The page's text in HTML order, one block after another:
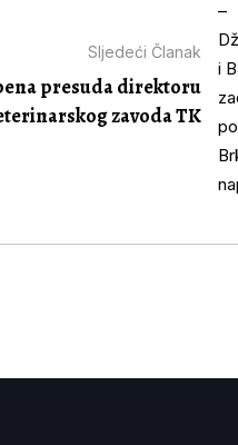
Sljedeći Članak
presuda direktoru
zavoda TK